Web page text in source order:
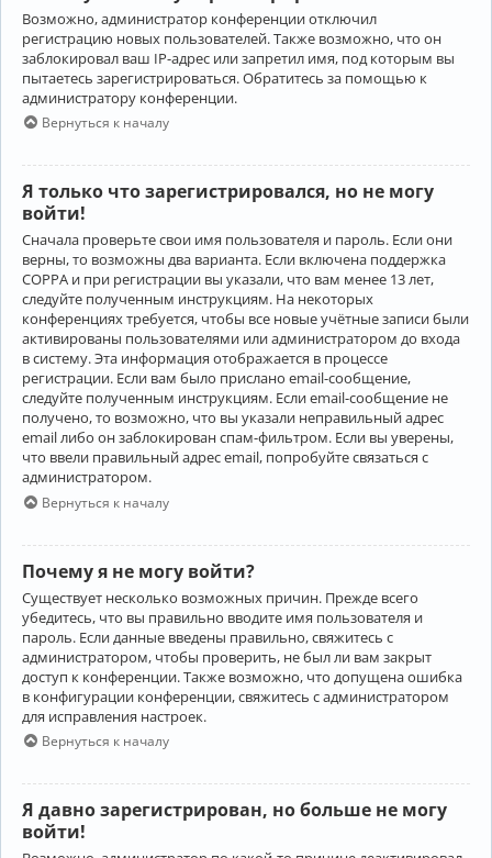
Возможно, администратор конференции отключил
регистрацию новых пользователей. Также возможно, что он
заблокировал ваш IP-адрес или запретил имя, под которым вы
пытаетесь зарегистрироваться. Обратитесь за помощью к
администратору конференции.
Вернуться к началу
Я только что зарегистрировался, но не могу
войти!
Сначала проверьте свои имя пользователя и пароль. Если они
верны, то возможны два варианта. Если включена поддержка
COPPA и при регистрации вы указали, что вам менее 13 лет,
следуйте полученным инструкциям. На некоторых
конференциях требуется, чтобы все новые учётные записи были
активированы пользователями или администратором до входа
в систему. Эта информация отображается в процессе
регистрации. Если вам было прислано email-сообщение,
следуйте полученным инструкциям. Если email-сообщение не
получено, то возможно, что вы указали неправильный адрес
email либо он заблокирован спам-фильтром. Если вы уверены,
что ввели правильный адрес email, попробуйте связаться с
администратором.
Вернуться к началу
Почему я не могу войти?
Существует несколько возможных причин. Прежде всего
убедитесь, что вы правильно вводите имя пользователя и
пароль. Если данные введены правильно, свяжитесь с
администратором, чтобы проверить, не был ли вам закрыт
доступ к конференции. Также возможно, что допущена ошибка
в конфигурации конференции, свяжитесь с администратором
для исправления настроек.
Вернуться к началу
Я давно зарегистрирован, но больше не могу
войти!